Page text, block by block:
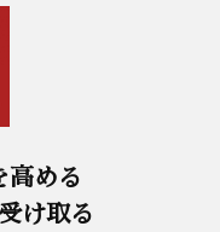
高める
け取る